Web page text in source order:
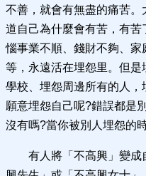
不善，就會有無盡的痛苦
道自己為什麼會有苦，有
惱事業不順、錢財不夠、
等，永遠活在埋怨里。但
學校、埋怨周邊所有的人
願意埋怨自己呢?錯誤都是
沒有嗎?當你被別人埋怨的
有人將「不高興」變成